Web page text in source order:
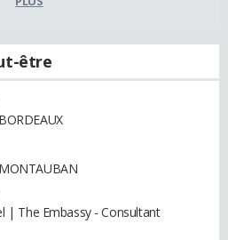
être
| The Embassy - Consultant